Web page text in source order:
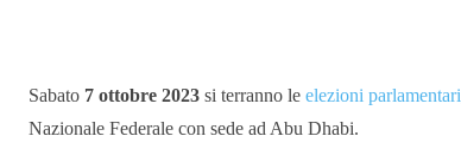
Sabato 7 ottobre 2023 si terranno le elezioni parlamentari
Nazionale Federale con sede ad Abu Dhabi.